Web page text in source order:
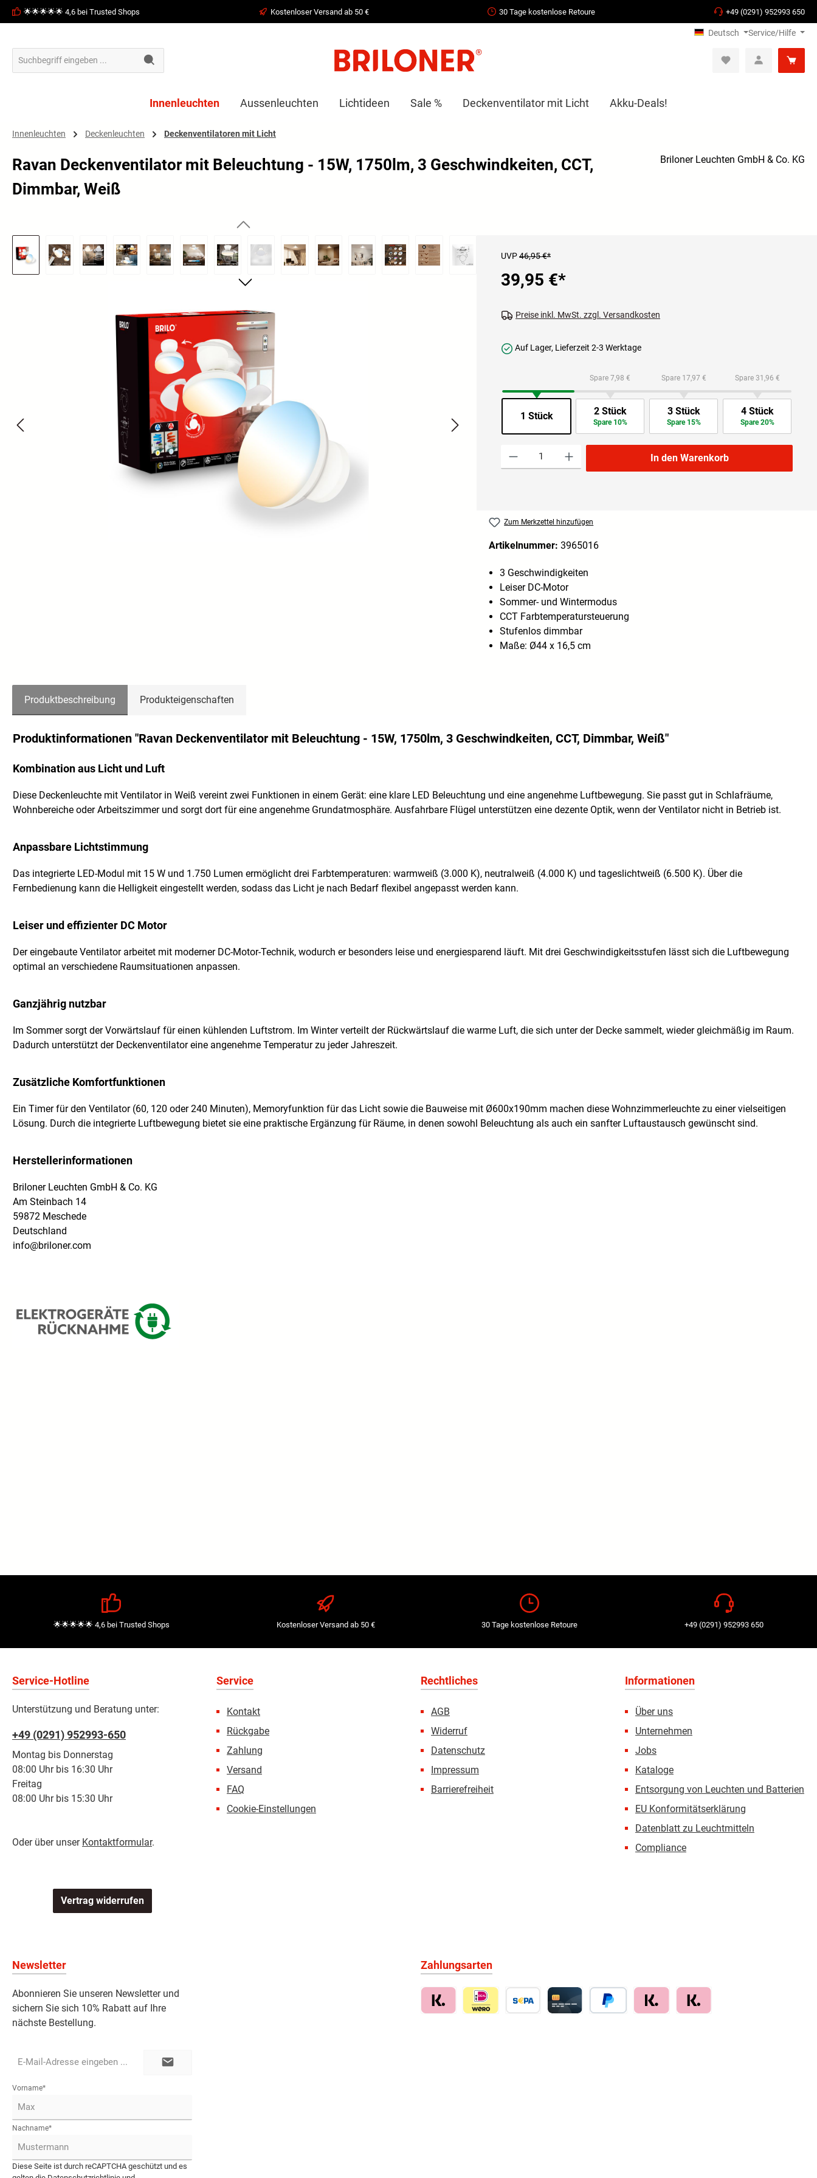
Zur Hauptnavigation springen
🌟🌟🌟🌟🌟 4,6 bei Trusted Shops Kostenloser Versand ab 50 € 30 Tage kostenlose Retoure +49 (0291) 952993 650
Deutsch Service/Hilfe
Innenleuchten Aussenleuchten Lichtideen Sale % Deckenventilator mit Licht Akku-Deals!
Innenleuchten Deckenleuchten Deckenventilatoren mit Licht
Ravan Deckenventilator mit Beleuchtung - 15W, 1750lm, 3 Geschwindkeiten, CCT,
Dimmbar, Weiß
Briloner Leuchten GmbH & Co. KG
Bildergalerie überspringen
UVP46,95 €*
39,95 €*
Preise inkl. MwSt. zzgl. Versandkosten
Auf Lager, Lieferzeit 2-3 Werktage
1 Stück
Spare 7,98 €
2 Stück
Spare 10%
Spare 17,97 €
3 Stück
Spare 15%
Spare 31,96 €
4 Stück
Spare 20%
In den Warenkorb
Zum Merkzettel hinzufügen
Artikelnummer: 3965016
3 Geschwindigkeiten
Leiser DC-Motor
Sommer- und Wintermodus
CCT Farbtemperatursteuerung
Stufenlos dimmbar
Maße: Ø44 x 16,5 cm
Produktbeschreibung Produkteigenschaften
Produktinformationen "Ravan Deckenventilator mit Beleuchtung - 15W, 1750lm, 3 Geschwindkeiten, CCT, Dimmbar, Weiß"
Kombination aus Licht und Luft
Diese Deckenleuchte mit Ventilator in Weiß vereint zwei Funktionen in einem Gerät: eine klare LED Beleuchtung und eine angenehme Luftbewegung. Sie passt gut in Schlafräume,
Wohnbereiche oder Arbeitszimmer und sorgt dort für eine angenehme Grundatmosphäre. Ausfahrbare Flügel unterstützen eine dezente Optik, wenn der Ventilator nicht in Betrieb ist.
Anpassbare Lichtstimmung
Das integrierte LED-Modul mit 15 W und 1.750 Lumen ermöglicht drei Farbtemperaturen: warmweiß (3.000 K), neutralweiß (4.000 K) und tageslichtweiß (6.500 K). Über die
Fernbedienung kann die Helligkeit eingestellt werden, sodass das Licht je nach Bedarf flexibel angepasst werden kann.
Leiser und effizienter DC Motor
Der eingebaute Ventilator arbeitet mit moderner DC-Motor-Technik, wodurch er besonders leise und energiesparend läuft. Mit drei Geschwindigkeitsstufen lässt sich die Luftbewegung
optimal an verschiedene Raumsituationen anpassen.
Ganzjährig nutzbar
Im Sommer sorgt der Vorwärtslauf für einen kühlenden Luftstrom. Im Winter verteilt der Rückwärtslauf die warme Luft, die sich unter der Decke sammelt, wieder gleichmäßig im Raum.
Dadurch unterstützt der Deckenventilator eine angenehme Temperatur zu jeder Jahreszeit.
Zusätzliche Komfortfunktionen
Ein Timer für den Ventilator (60, 120 oder 240 Minuten), Memoryfunktion für das Licht sowie die Bauweise mit Ø600x190mm machen diese Wohnzimmerleuchte zu einer vielseitigen
Lösung. Durch die integrierte Luftbewegung bietet sie eine praktische Ergänzung für Räume, in denen sowohl Beleuchtung als auch ein sanfter Luftaustausch gewünscht sind.
Herstellerinformationen
Briloner Leuchten GmbH & Co. KG
Am Steinbach 14
59872 Meschede
Deutschland
info@briloner.com
🌟🌟🌟🌟🌟 4,6 bei Trusted Shops Kostenloser Versand ab 50 € 30 Tage kostenlose Retoure +49 (0291) 952993 650
Service-Hotline
Unterstützung und Beratung unter:
+49 (0291) 952993-650
Montag bis Donnerstag
08:00 Uhr bis 16:30 Uhr
Freitag
08:00 Uhr bis 15:30 Uhr
Oder über unser Kontaktformular.
Vertrag widerrufen
Service
Kontakt
Rückgabe
Zahlung
Versand
FAQ
Cookie-Einstellungen
Rechtliches
AGB
Widerruf
Datenschutz
Impressum
Barrierefreiheit
Informationen
Über uns
Unternehmen
Jobs
Kataloge
Entsorgung von Leuchten und Batterien
EU Konformitätserklärung
Datenblatt zu Leuchtmitteln
Compliance
Newsletter
Abonnieren Sie unseren Newsletter und
sichern Sie sich 10% Rabatt auf Ihre
nächste Bestellung.
Mail-
Vorname*
Nachname*
Diese Seite ist durch reCAPTCHA geschützt und es
Zahlungsarten